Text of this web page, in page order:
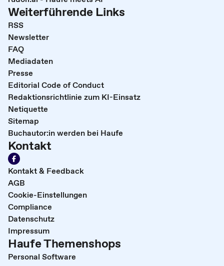
Weiterführende Links
RSS
Newsletter
FAQ
Mediadaten
Presse
Editorial Code of Conduct
Redaktionsrichtlinie zum KI-Einsatz
Netiquette
Sitemap
Buchautor:in werden bei Haufe
Kontakt
Kontakt & Feedback
AGB
Cookie-Einstellungen
Compliance
Datenschutz
Impressum
Haufe Themenshops
Personal Software